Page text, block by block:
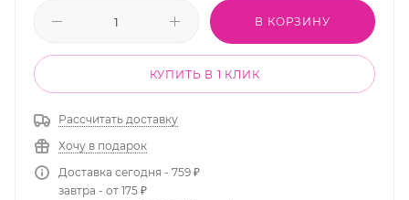
В КОРЗИНУ
КУПИТЬ В 1 КЛИК
Рассчитать доставку
Хочу в подарок
Доставка сегодня - 759 ₽
завтра - от 175 ₽